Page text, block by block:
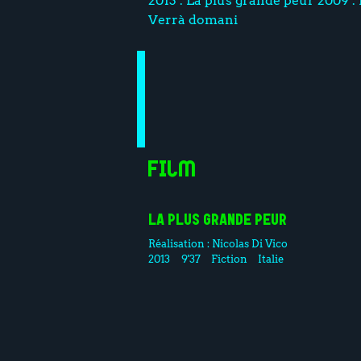
Verrà domani
Film
LA PLUS GRANDE PEUR
Réalisation : Nicolas Di Vico
2013
9'37 Fiction Italie